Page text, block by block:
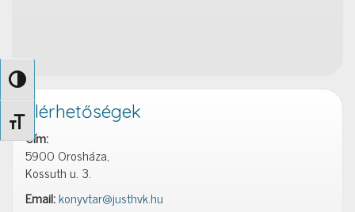
Nagy kontraszt váltása
Betűméret váltása
Elérhetőségek
Cím:
5900 Orosháza,
Kossuth u. 3.
Email:konyvtar@justhvk.hu